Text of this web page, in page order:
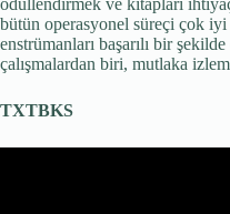
ödüllendirmek ve kitapları
bütün operasyonel süreçi çok
enstrümanları başarılı bir
çalışmalardan biri, mutlaka
TXTBKS